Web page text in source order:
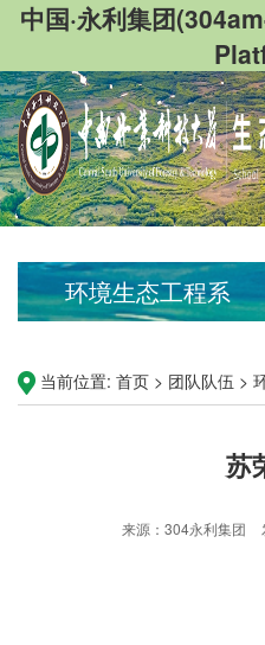
中国·永利集团
环境生态工程系
当前位置: 首页 > 团队队伍 >
苏
来源：304永利集团